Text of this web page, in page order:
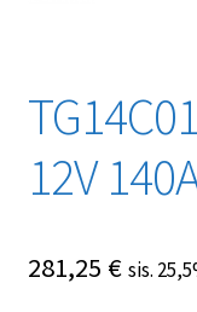
12V
281,25 € sis.